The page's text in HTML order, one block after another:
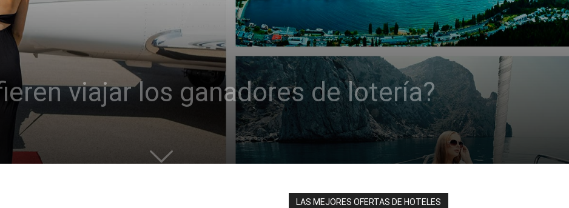
viajar los ganadores de lotería?
LAS MEJORES OFERTAS DE HOTELES